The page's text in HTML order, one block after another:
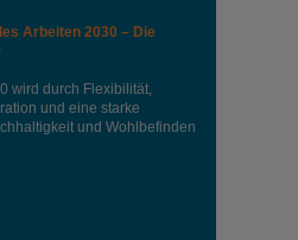
Arbeiten 2030 – Die
wird durch Flexibilität,
und eine starke
und Wohlbefinden